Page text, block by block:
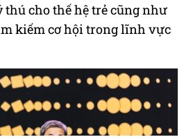
cho thế hệ trẻ cũng như
kiếm cơ hội trong lĩnh vực